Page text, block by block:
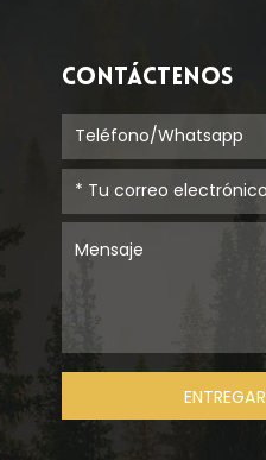
CONTÁCTENOS
ENTREGAR